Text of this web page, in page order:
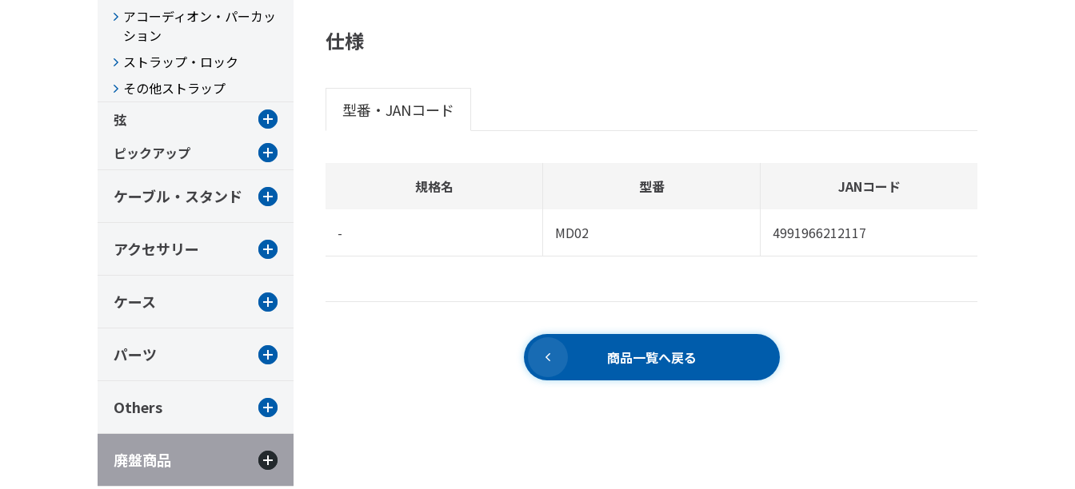
仕様
型番・JANコード
規格名 型番 JANコード
- MD02 4991966212117
商品一覧へ戻る
アコーディオン・パーカッ
ション
ストラップ・ロック
その他ストラップ
弦
ピックアップ
ケーブル・スタンド
アクセサリー
ケース
パーツ
Others
廃盤商品